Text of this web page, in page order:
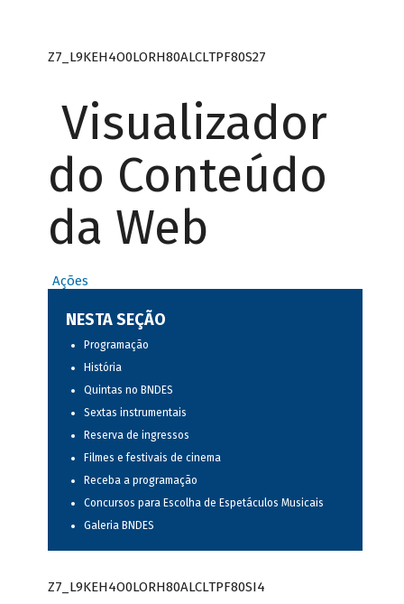
Z7_L9KEH4O0LORH80ALCLTPF80S27
Visualizador
do Conteúdo
da Web
Ações
NESTA SEÇÃO
Programação
História
Quintas no BNDES
Sextas instrumentais
Reserva de ingressos
Filmes e festivais de cinema
Receba a programação
Concursos para Escolha de Espetáculos Musicais
Galeria BNDES
Z7_L9KEH4O0LORH80ALCLTPF80SI4